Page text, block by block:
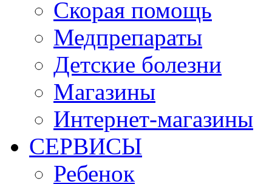
Скорая помощь
Медпрепараты
Детские болезни
Магазины
Интернет-магазины
СЕРВИСЫ
Ребенок